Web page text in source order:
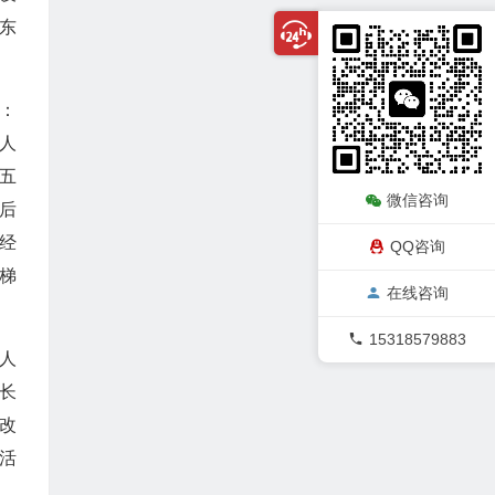
微信咨询
QQ咨询
在线咨询
15318579883